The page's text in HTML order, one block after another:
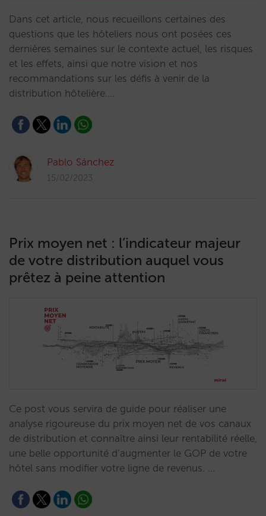
Dans cet article, nous recueillons certaines des
questions que les hôteliers nous ont posées ces
dernières semaines sur le contexte actuel, les risques
et les effets, ainsi que notre vision et nos
recommandations sur les défis à venir de la
distribution hôtelière.…
Pablo Sánchez
15/02/2023
Prix moyen net : l’indicateur majeur
de votre distribution auquel vous
prêtez à peine attention
Ce post vous servira de guide pour réaliser une
analyse rigoureuse du prix moyen net de vos canaux
de distribution et connaître ainsi leur rentabilité réelle,
une belle opportunité d’augmenter le GOP de votre
hôtel sans modifier votre ligne de revenus. …